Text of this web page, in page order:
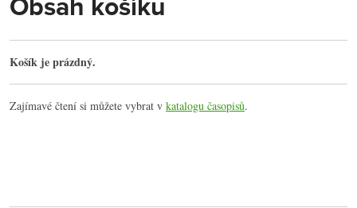
Obsah košíku
Košík je prázdný.
Zajímavé čtení si můžete vybrat v katalogu časopisů.